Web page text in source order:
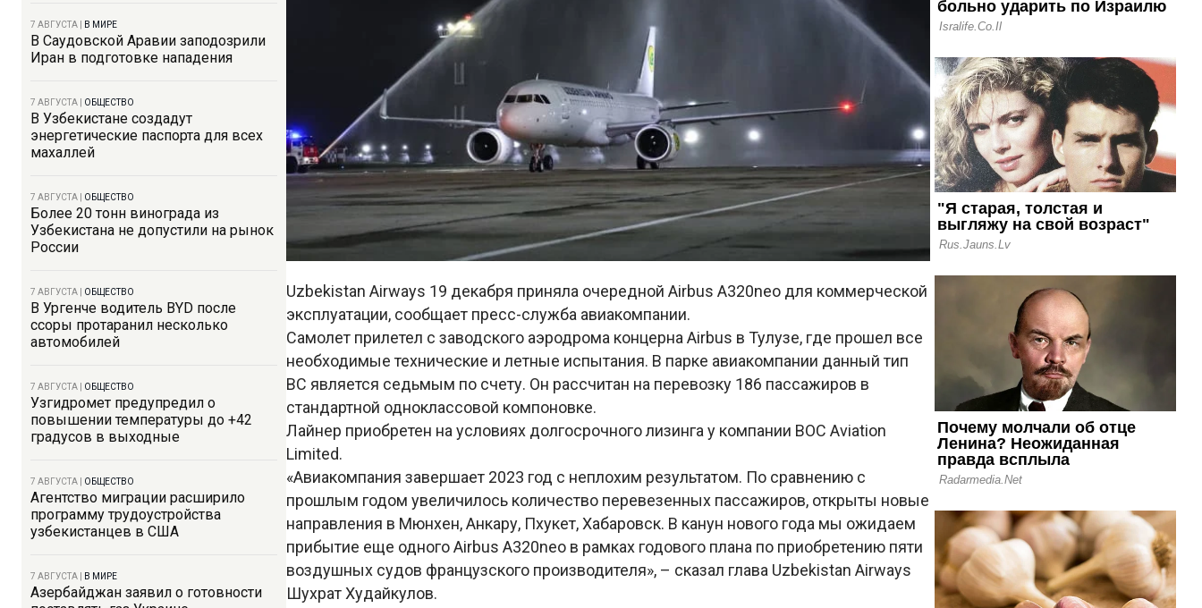
7 АВГУСТА В МИРЕ
В Саудовской Аравии заподозрили
Иран в подготовке нападения
7 АВГУСТА ОБЩЕСТВО
В Узбекистане создадут
энергетические паспорта для всех
махаллей
7 АВГУСТА ОБЩЕСТВО
Более 20 тонн винограда из
Узбекистана не допустили на рынок
России
7 АВГУСТА ОБЩЕСТВО
В Ургенче водитель BYD после
ссоры протаранил несколько
автомобилей
7 АВГУСТА ОБЩЕСТВО
Узгидромет предупредил о
повышении температуры до +42
градусов в выходные
7 АВГУСТА ОБЩЕСТВО
Агентство миграции расширило
программу трудоустройства
узбекистанцев в США
7 АВГУСТА В МИРЕ
Азербайджан заявил о готовности
Uzbekistan Airways 19 декабря приняла очередной Airbus A320neo для коммерческой
эксплуатации, сообщает пресс-служба авиакомпании.
Самолет прилетел с заводского аэродрома концерна Airbus в Тулузе, где прошел все
необходимые технические и летные испытания. В парке авиакомпании данный тип
ВС является седьмым по счету. Он рассчитан на перевозку 186 пассажиров в
стандартной одноклассовой компоновке.
Лайнер приобретен на условиях долгосрочного лизинга у компании BOC Aviation
Limited.
«Авиакомпания завершает 2023 год с неплохим результатом. По сравнению с
прошлым годом увеличилось количество перевезенных пассажиров, открыты новые
направления в Мюнхен, Анкару, Пхукет, Хабаровск. В канун нового года мы ожидаем
прибытие еще одного Airbus A320neo в рамках годового плана по приобретению пяти
воздушных судов французского производителя», – сказал глава Uzbekistan Airways
Шухрат Худайкулов.